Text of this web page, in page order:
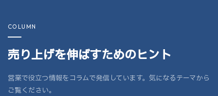
COLUMN
売り上げを伸ばすためのヒント
営業で役立つ情報をコラムで発信しています。気になるテーマから
ご覧ください。